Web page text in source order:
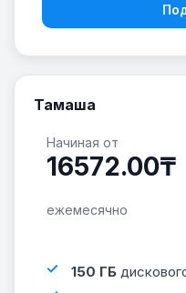
Тамаша
150 ГБ
Начиная от
16572.00₸
ежемесячно